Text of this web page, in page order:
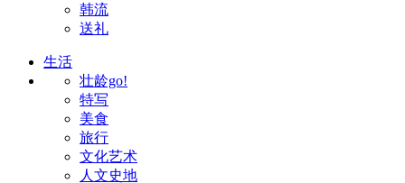
韩流
送礼
生活
壮龄go!
特写
美食
旅行
文化艺术
人文史地